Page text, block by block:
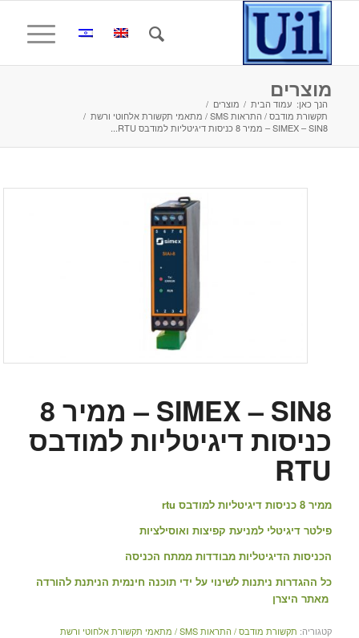
מוצרים
הנך כאן: עמוד הבית / מוצרים /
תקשורת מודבס / התראות SMS / מתאמי תקשורת אלחוטי ורשת
/
SIMEX – SIN8 – ממיר 8 כניסות דיגיטליות למודבס RTU...
SIMEX – SIN8 – ממיר 8
כניסות דיגיטליות למודבס
RTU
ממיר 8 כניסות דיגיטליות למודבס rtu
פילטר דיגיטלי למניעת קפיצות ואוסילציות
הכניסות הדיגיטליות מבודדות ממתח הכניסה
כל ההגדרות ניתנות לשינוי על ידי תוכנה חינמית הניתנת להורדה
מאתר היצרן
קטגוריה: תקשורת מודבס / התראות SMS / מתאמי תקשורת אלחוטי ורשת